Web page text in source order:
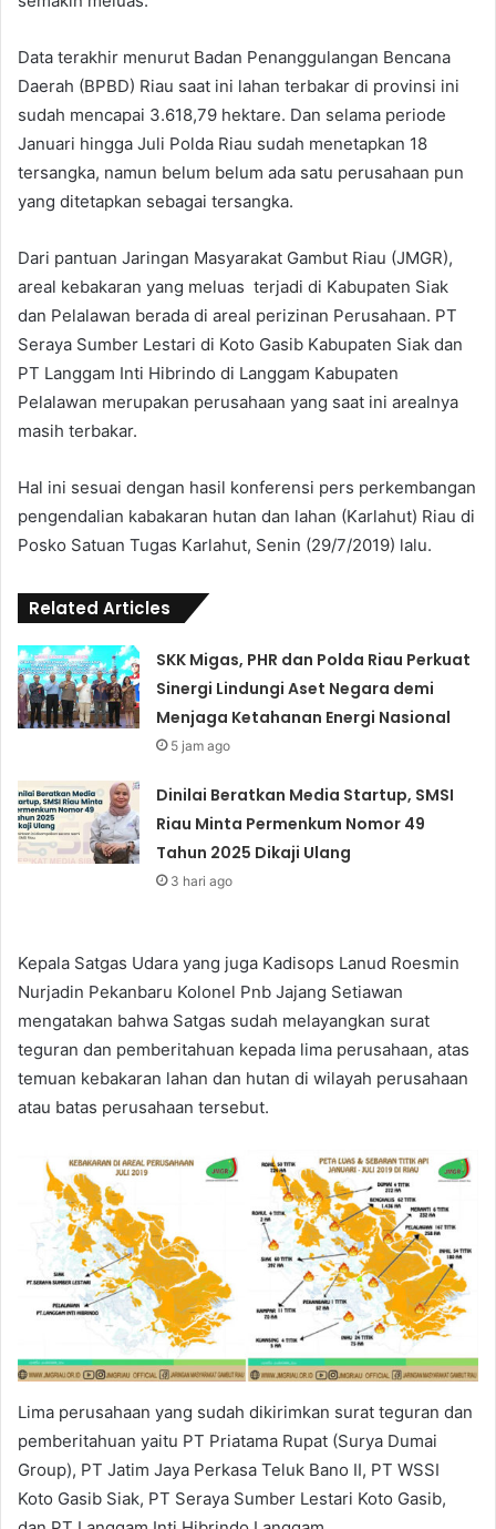
Data terakhir menurut Badan Penanggulangan Bencana
Daerah (BPBD) Riau saat ini lahan terbakar di provinsi ini
sudah mencapai 3.618,79 hektare. Dan selama periode
Januari hingga Juli Polda Riau sudah menetapkan 18
tersangka, namun belum belum ada satu perusahaan pun
yang ditetapkan sebagai tersangka.
Dari pantuan Jaringan Masyarakat Gambut Riau (JMGR),
areal kebakaran yang meluas terjadi di Kabupaten Siak
dan Pelalawan berada di areal perizinan Perusahaan. PT
Seraya Sumber Lestari di Koto Gasib Kabupaten Siak dan
PT Langgam Inti Hibrindo di Langgam Kabupaten
Pelalawan merupakan perusahaan yang saat ini arealnya
masih terbakar.
Hal ini sesuai dengan hasil konferensi pers perkembangan
pengendalian kabakaran hutan dan lahan (Karlahut) Riau di
Posko Satuan Tugas Karlahut, Senin (29/7/2019) lalu.
Related Articles
SKK Migas, PHR dan Polda Riau Perkuat
Sinergi Lindungi Aset Negara demi
Menjaga Ketahanan Energi Nasional
5 jam ago
Dinilai Beratkan Media Startup, SMSI
Riau Minta Permenkum Nomor 49
Tahun 2025 Dikaji Ulang
3 hari ago
Kepala Satgas Udara yang juga Kadisops Lanud Roesmin
Nurjadin Pekanbaru Kolonel Pnb Jajang Setiawan
mengatakan bahwa Satgas sudah melayangkan surat
teguran dan pemberitahuan kepada lima perusahaan, atas
temuan kebakaran lahan dan hutan di wilayah perusahaan
atau batas perusahaan tersebut.
Lima perusahaan yang sudah dikirimkan surat teguran dan
pemberitahuan yaitu PT Priatama Rupat (Surya Dumai
Group), PT Jatim Jaya Perkasa Teluk Bano II, PT WSSI
Koto Gasib Siak, PT Seraya Sumber Lestari Koto Gasib,